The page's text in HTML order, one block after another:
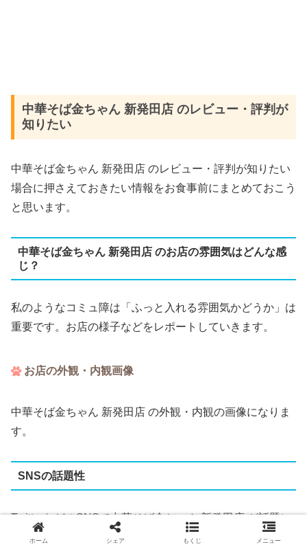
中華そば金ちゃん 新発田店 のレビュー・評判が
知りたい
中華そば金ちゃん 新発田店 のレビュー・評判が知りたい
場合に押さえておきたい情報をお食事前にまとめておこう
と思います。
中華そば金ちゃん 新発田店 のお店の雰囲気はどんな感
じ？
私のようなコミュ障は「ふっと入れる雰囲気かどうか」は
重要です。お店の様子などをレポートしていきます。
お店の外観・内観画像
中華そば金ちゃん 新発田店 の外観・内観の画像になりま
す。
SNSの話題性
TwitterなどのSNSで中華そば金ちゃん 新発田店 が話題に
なっているのか調べてみます。
ホーム シェア もくじ メニュー